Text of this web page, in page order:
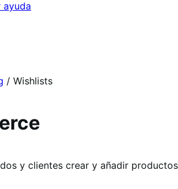
ayuda
/ Wishlists
y clientes crear y añadir